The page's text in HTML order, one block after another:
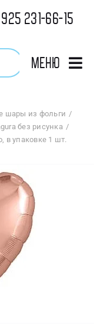
231-66-15
Меню
шары из фольги
без рисунка
в упаковке 1 шт.